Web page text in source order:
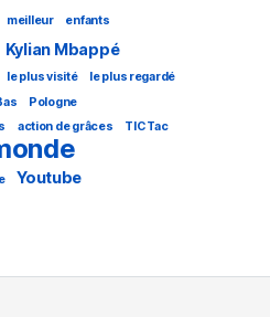
meilleur enfants
Kylian Mbappé
le plus visité le plus regardé
Pologne
action de grâces TIC Tac
Youtube